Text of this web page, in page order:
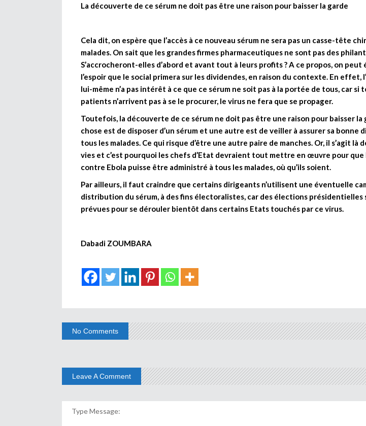
La découverte de ce sérum ne doit pas être une raison pour baisser la garde
Cela dit, on espère que l’accès à ce nouveau sérum ne sera pas un casse-tête
malades. On sait que les grandes firmes pharmaceutiques ne sont pas des
S’accrocheront-elles d’abord et avant tout à leurs profits ? A ce propos, on peut
l’espoir que le social primera sur les dividendes, en raison du contexte. En effet,
lui-même n’a pas intérêt à ce que ce sérum ne soit pas à la portée de tous, car si
patients n’arrivent pas à se le procurer, le virus ne fera que se propager.
Toutefois, la découverte de ce sérum ne doit pas être une raison pour baisser la
chose est de disposer d’un sérum et une autre est de veiller à assurer sa bonne
tous les malades. Ce qui risque d’être une autre paire de manches. Or, il s’agit là
vies et c’est pourquoi les chefs d’Etat devraient tout mettre en œuvre pour que
contre Ebola puisse être administré à tous les malades, où qu’ils soient.
Par ailleurs, il faut craindre que certains dirigeants n’utilisent une éventuelle
distribution du sérum, à des fins électoralistes, car des élections présidentielles
prévues pour se dérouler bientôt dans certains Etats touchés par ce virus.
Dabadi ZOUMBARA
No Comments
Leave A Comment